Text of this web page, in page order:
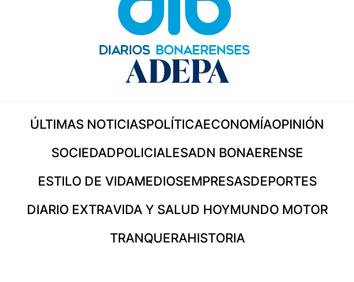
ÚLTIMAS NOTICIASPOLÍTICAECONOMÍAOPINIÓN
SOCIEDADPOLICIALESADN BONAERENSE
ESTILO DE VIDAMEDIOSEMPRESASDEPORTES
DIARIO EXTRAVIDA Y SALUD HOYMUNDO MOTOR
TRANQUERAHISTORIA